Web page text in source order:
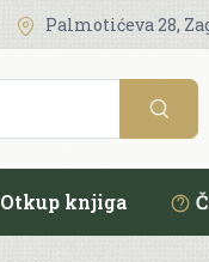
Palmotićeva 28,
Otkup knjiga